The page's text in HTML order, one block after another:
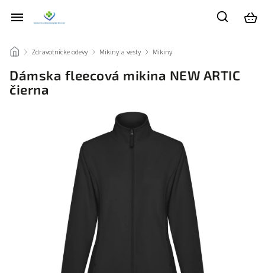
/ Zdravotnícke odevy / Mikiny a vesty / Mikiny
Dámska fleecová mikina NEW ARTIC
čierna